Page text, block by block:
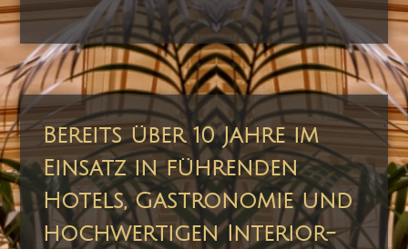
Bereits über 10 Jahre im
Einsatz in führenden
Hotels, Gastronomie und
hochwertigen Interior-